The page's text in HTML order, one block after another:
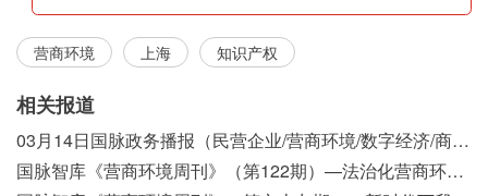
营商环境 上海 知识产权
相关报道
03月14日国脉政务播报（民营企业/营商环境/数字经济/商事制度改革）
国脉智库《营商环境周刊》（第122期）—法治化营商环境视域下我国行政执法公示制度浅析